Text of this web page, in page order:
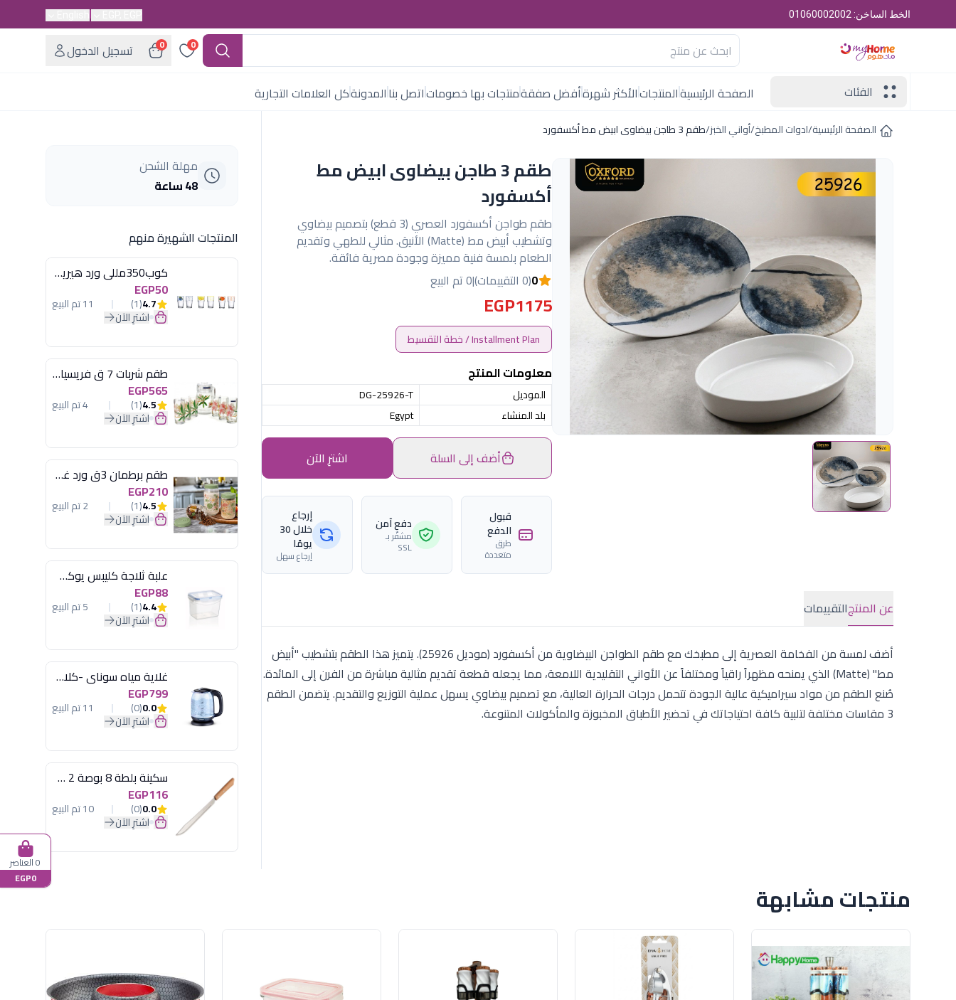
الخط الساخن: 01060002002
0
0
تسجيل الدخول
الفئات
الصفحة الرئيسيةالمنتجاتالأكثر شهرةأفضل صفقةمنتجات بها خصوماتاتصل بناالمدونةكل العلامات التجارية
الصفحة الرئيسية/ادوات المطبخ/أواني الخبز/طقم 3 طاجن بيضاوى ابيض مط أكسفورد
طقم 3 طاجن بيضاوى ابيض مط
أكسفورد
طقم طواجن أكسفورد العصري (3 قطع) بتصميم بيضاوي
وتشطيب أبيض مط (Matte) الأنيق. مثالي للطهي وتقديم
الطعام بلمسة فنية مميزة وجودة مصرية فائقة.
0(0 التقييمات) |0 تم البيع
EGP1175
Installment Plan / خطة التقسيط
معلومات المنتج
الموديل
DG-25926-T
بلد المنشاء
Egypt
أضف إلى السلة اشترِ الآن
قبول
الدفع
طرق
متعددة
دفع آمن
مشفّر بـ
SSL
إرجاع
خلال 30
يومًا
إرجاع سهل
عن المنتجالتقييمات
أضف لمسة من الفخامة العصرية إلى مطبخك مع طقم الطواجن البيضاوية من أكسفورد (موديل 25926). يتميز هذا الطقم بتشطيب "أبيض
مط" (Matte) الذي يمنحه مظهراً راقياً ومختلفاً عن الأواني التقليدية اللامعة، مما يجعله قطعة تقديم مثالية مباشرة من الفرن إلى المائدة.
صُنع الطقم من مواد سيراميكية عالية الجودة تتحمل درجات الحرارة العالية، مع تصميم بيضاوي يسهل عملية التوزيع والتقديم. يتضمن الطقم
3 مقاسات مختلفة لتلبية كافة احتياجاتك في تحضير الأطباق المخبوزة والمأكولات المتنوعة.
مهلة الشحن
48 ساعة
المنتجات الشهيرة منهم
كوب350مللى ورد هيريفين
EGP50
4.7
(1) 11 تم البيع
اشترِ الآن
طقم شربات 7 ق فريسيا لومينارك
EGP565
4.5
(1) 4 تم البيع
اشترِ الآن
طقم برطمان 3ق ورد غطاء مينت جرين هيريفين
EGP210
4.5
(1) 2 تم البيع
اشترِ الآن
علبة ثلاجة كليبس يوكسان
EGP88
4.4
(1) 5 تم البيع
اشترِ الآن
غلاية مياه سوناي -كلاسيك 2200 وات، 1.7 لتر زجاج اضائة ليد - MAR-3752
EGP799
0.0
(0) 11 تم البيع
اشترِ الآن
سكينة بلطة 8 بوصة 2 مسمار
EGP116
0.0
(0) 10 تم البيع
اشترِ الآن
منتجات مشابهة
0 العناصر
EGP0